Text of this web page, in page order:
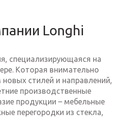
Longhi
специализирующаяся на
Которая внимательно
стилей и направлений,
производственные
продукции – мебельные
перегородки из стекла,